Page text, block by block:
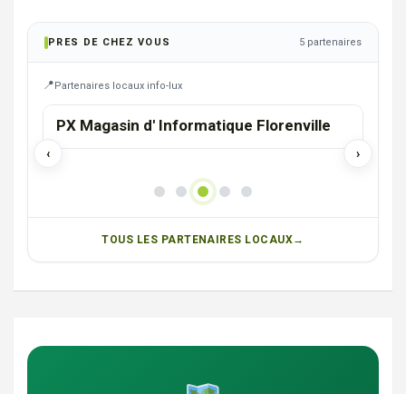
PRES DE CHEZ VOUS 5 partenaires
Partenaires locaux info-lux
‹ ›
FLORENVILLE
PX Magasin d' Informatique Florenville
TOUS LES PARTENAIRES LOCAUX